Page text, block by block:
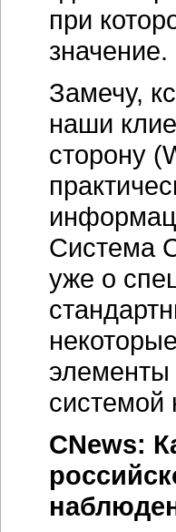
при
значение.
Замечу,
наши
сторону
Система
уже о
элементы
системой
CNews: